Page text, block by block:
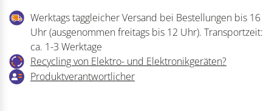
13V
Beschlagsnut
(208195)
Menge
Werktags taggleicher Versand bei Bestellungen bis 16
Uhr (ausgenommen freitags bis 12 Uhr). Transportzeit:
ca. 1-3 Werktage
Recycling von Elektro- und Elektronikgeräten?
Produktverantwortlicher